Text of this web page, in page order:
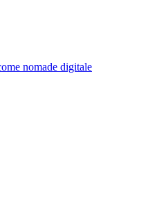
nomade digitale